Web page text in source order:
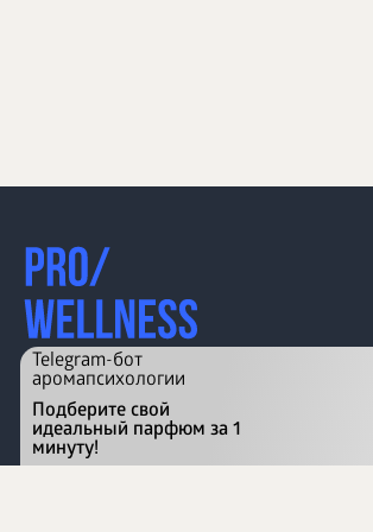
Перейти на сайт
Telegram-бот
аромапсихологии
Подберите свой
идеальный парфюм за 1
минуту!